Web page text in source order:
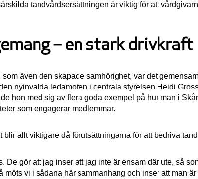
tandvårdsersättningen är viktig för att
– en stark drivkraft
även den skapade samhörighet, var det
nyinvalda ledamoten i centrala styrelsen Heidi
hon med sig av flera goda exempel på hur man i
som engagerar medlemmar.
allt viktigare då förutsättningarna för att bedriva
De gör att jag inser att jag inte är ensam där ute, så
möts vi i sådana här sammanhang och inser att man